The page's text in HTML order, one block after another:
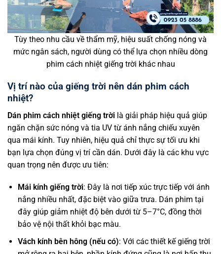
Tùy theo nhu cầu về thẩm mỹ, hiệu suất chống nóng và
mức ngân sách, người dùng có thể lựa chọn nhiều dòng
phim cách nhiệt giếng trời khác nhau
Vị trí nào của giếng trời nên dán phim cách
nhiệt?
Dán phim cách nhiệt giếng trời là giải pháp hiệu quả giúp
ngăn chặn sức nóng và tia UV từ ánh nắng chiếu xuyên
qua mái kính. Tuy nhiên, hiệu quả chỉ thực sự tối ưu khi
bạn lựa chọn đúng vị trí cần dán. Dưới đây là các khu vực
quan trọng nên được ưu tiên:
Mái kính giếng trời: Đây là nơi tiếp xúc trực tiếp với ánh
nắng nhiều nhất, đặc biệt vào giữa trưa. Dán phim tại
đây giúp giảm nhiệt độ bên dưới từ 5–7°C, đồng thời
bảo vệ nội thất khỏi bạc màu.
Vách kính bên hông (nếu có): Với các thiết kế giếng trời